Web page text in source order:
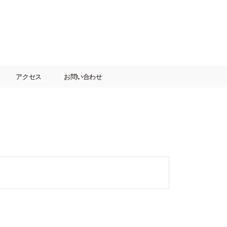
アクセス お問い合わせ